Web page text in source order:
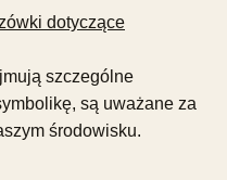
dotyczące
szczególne
są uważane za
środowisku.